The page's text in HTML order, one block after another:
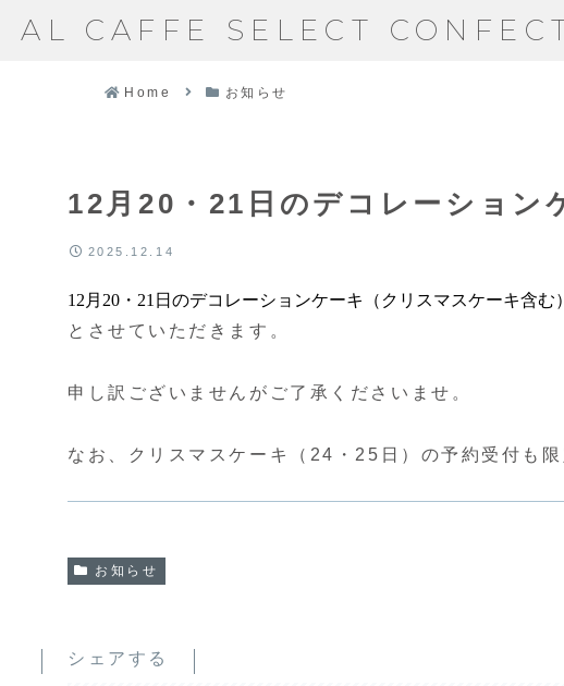
AL CAFFE SELECT
Home お知らせ
12月20・21日のデコレーション
2025.12.14
12月20・21日のデコレーションケーキ（クリスマスケーキ含
とさせていただきます。
申し訳ございませんがご了承くださいませ。
なお、クリスマスケーキ（24・25日）の予約受付も
お知らせ
シェアする